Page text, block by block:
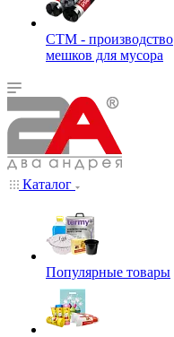
СТМ - производство
мешков для мусора
Каталог
Популярные товары